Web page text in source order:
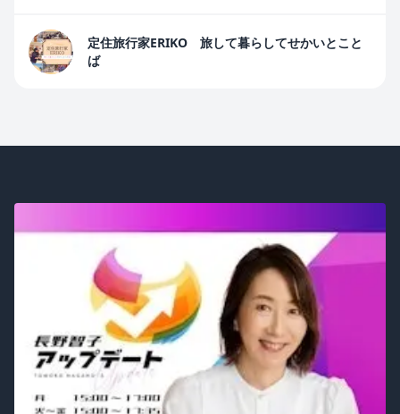
定住旅行家ERIKO 旅して暮らしてせかいとこと
ば